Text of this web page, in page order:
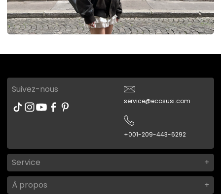
Suivez-nous
service@ecosusi.com
+001-209-443-6292
Service
À propos